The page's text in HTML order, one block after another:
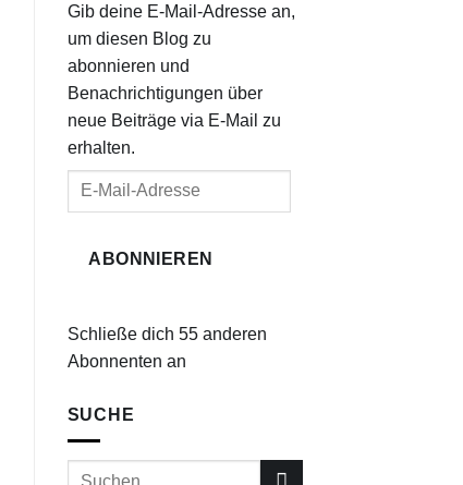
Gib deine E-Mail-Adresse an,
um diesen Blog zu
abonnieren und
Benachrichtigungen über
neue Beiträge via E-Mail zu
erhalten.
ABONNIEREN
Schließe dich 55 anderen
Abonnenten an
SUCHE